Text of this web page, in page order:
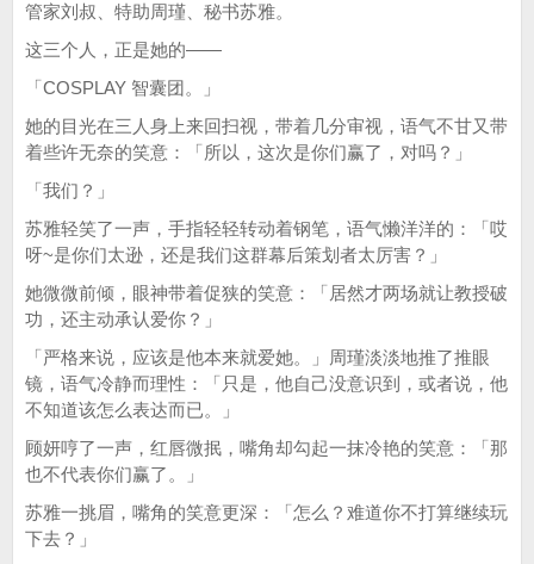
管家刘叔、特助周瑾、秘书苏雅。
这三个人，正是她的——
「COSPLAY 智囊团。」
她的目光在三人身上来回扫视，带着几分审视，语气不甘又带
着些许无奈的笑意：「所以，这次是你们赢了，对吗？」
「我们？」
苏雅轻笑了一声，手指轻轻转动着钢笔，语气懒洋洋的：「哎
呀~是你们太逊，还是我们这群幕后策划者太厉害？」
她微微前倾，眼神带着促狭的笑意：「居然才两场就让教授破
功，还主动承认爱你？」
「严格来说，应该是他本来就爱她。」周瑾淡淡地推了推眼
镜，语气冷静而理性：「只是，他自己没意识到，或者说，他
不知道该怎么表达而已。」
顾妍哼了一声，红唇微抿，嘴角却勾起一抹冷艳的笑意：「那
也不代表你们赢了。」
苏雅一挑眉，嘴角的笑意更深：「怎么？难道你不打算继续玩
下去？」